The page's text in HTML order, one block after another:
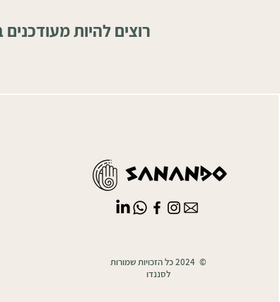
רוצים להיות
© 2024 כל הזכויות שמורות
לסננדו